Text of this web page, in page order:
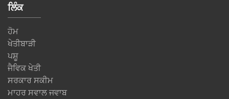
ਲਿੰਕ
ਹੋਮ
ਖੇਤੀਬਾੜੀ
ਪਸ਼ੂ
ਜੈਵਿਕ ਖੇਤੀ
ਸਰਕਾਰ ਸਕੀਮ
ਮਾਹਰ ਸਵਾਲ ਜਵਾਬ